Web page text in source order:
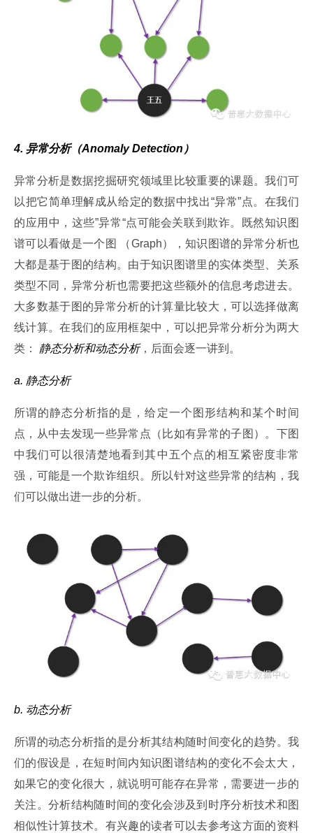
4. 异常分析（Anomaly Detection）
异常分析是数据挖掘研究领域里比较重要的课题。我们可
以把它简单理解成从给定的数据中找出“异常”点。在我们
的应用中，这些”异常“点可能会关联到欺诈。既然知识图
谱可以看做是一个图 （Graph），知识图谱的异常分析也
大都是基于图的结构。由于知识图谱里的实体类型、关系
类型不同，异常分析也需要把这些额外的信息考虑进去。
大多数基于图的异常分析的计算量比较大，可以选择做离
线计算。在我们的应用框架中，可以把异常分析分为两大
类： 静态分析和动态分析，后面会逐一讲到。
a. 静态分析
所谓的静态分析指的是，给定一个图形结构和某个时间
点，从中去发现一些异常点（比如有异常的子图）。下图
中我们可以很清楚地看到其中五个点的相互紧密度非常
强，可能是一个欺诈组织。所以针对这些异常的结构，我
们可以做出进一步的分析。
b. 动态分析
所谓的动态分析指的是分析其结构随时间变化的趋势。我
们的假设是，在短时间内知识图谱结构的变化不会太大，
如果它的变化很大，就说明可能存在异常，需要进一步的
关注。分析结构随时间的变化会涉及到时序分析技术和图
相似性计算技术。有兴趣的读者可以去参考这方面的资料